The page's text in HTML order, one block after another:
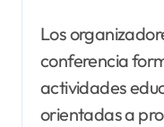
Los
conferencia
actividades
orientadas a